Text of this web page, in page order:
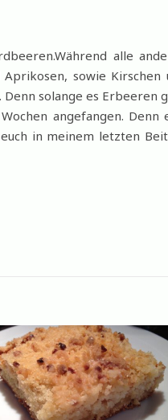
alle
sowie Kirschen
solange es Erbeeren
angefangen. Denn
in meinem letzten